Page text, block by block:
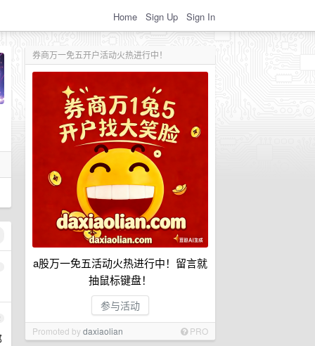
Home Sign Up Sign In
券商万一免五开户活动火热进行中！
a股万一免五活动火热进行中！留言就
抽鼠标键盘！
参与活动
Promoted bydaxiaolian PRO